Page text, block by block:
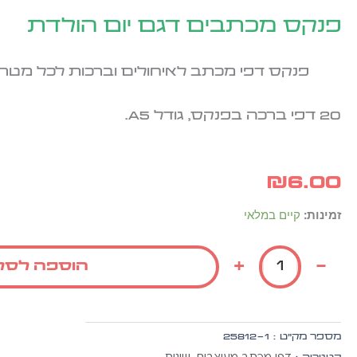
פנקס מכתבים דגם יום הולדת
פנקס דפי מכתב לאיחולים וברכות לכל
20 דפי ברכה בפנקס, גודל A5.
₪6.00
זמינות: קיים במלאי
-
כמות
פנקס
מכתבים
דגם
+ הוספה
מספר מק״ט : 25812-1